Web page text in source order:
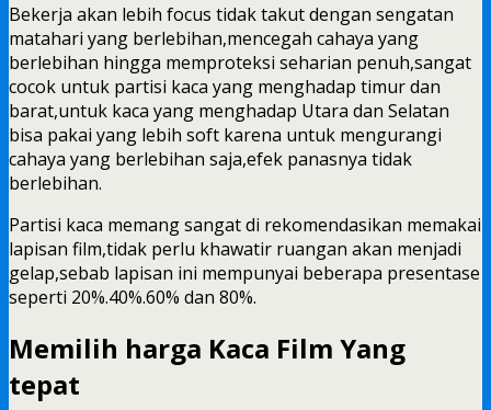
Bekerja akan lebih focus tidak takut dengan sengatan
matahari yang berlebihan,mencegah cahaya yang
berlebihan hingga memproteksi seharian penuh,sangat
cocok untuk partisi kaca yang menghadap timur dan
barat,untuk kaca yang menghadap Utara dan Selatan
bisa pakai yang lebih soft karena untuk mengurangi
cahaya yang berlebihan saja,efek panasnya tidak
berlebihan.
Partisi kaca memang sangat di rekomendasikan memakai
lapisan film,tidak perlu khawatir ruangan akan menjadi
gelap,sebab lapisan ini mempunyai beberapa presentase
seperti 20%.40%.60% dan 80%.
Memilih harga Kaca Film Yang
tepat